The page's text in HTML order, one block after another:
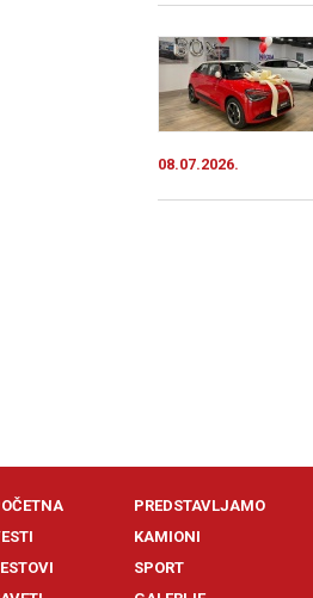
08.07.2026.
PREDSTAVLJAMO
KAMIONI
SPORT